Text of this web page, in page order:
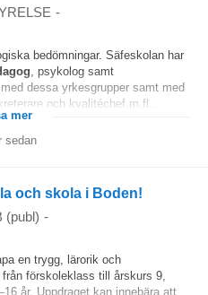
-
bedömningar. Säfeskolan har
, psykolog samt
dessa yrkesgrupper samt med
och kvalitéchef m.fl...
mer
sedan
och skola i Boden!
(publ) -
en trygg, lärorik och
förskoleklass till årskurs 9,
år. Uppdraget kan innebära att